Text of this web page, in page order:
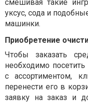
смешивая такие
уксус, сода и
машинки.
Приобретение
Чтобы заказать
необходимо
с ассортиментом,
перенести его в
заявку на заказ и